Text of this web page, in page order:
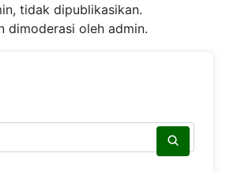
tidak dipublikasikan.
dimoderasi oleh admin.